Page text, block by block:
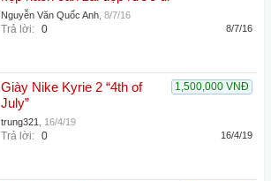
Nguyễn Văn Quốc Anh 8/7/16
Trả lời: 0 8/7/16
1,500,000 VNĐ
Giày Nike Kyrie 2 “4th of
July”
trung321 16/4/19
Trả lời: 0 16/4/19